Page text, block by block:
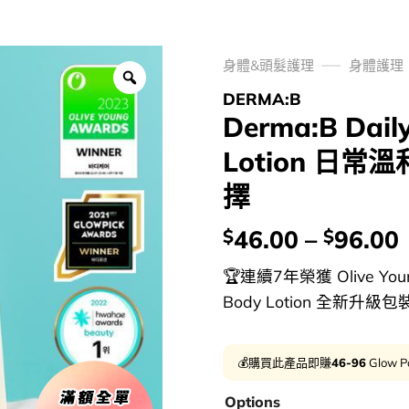
身體&頭髮護理 身體護理
DERMA:B
Derma:B
Lotion 日常溫
擇
價
錢：
$46.00 – $96.00
🏆連續7年榮獲 Olive
Body Lotion 全新升級包
💰購買此產品即賺46-96Glow
Options